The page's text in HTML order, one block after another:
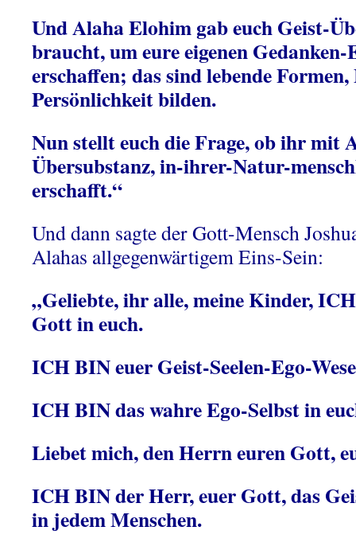
Und Alaha Elohim gab euch Geist-
braucht, um eure eigenen
erschaffen; das sind lebende
Persönlichkeit bilden.
Nun stellt euch die Frage, ob ihr mit
Übersubstanz, in-ihrer-Natur-
erschafft.“
Und dann sagte der Gott-Mensch
Alahas allgegenwärtigem Eins-Sein:
„Geliebte, ihr alle, meine Kinder,
Gott in euch.
ICH BIN euer Geist-Seelen-Ego-
ICH BIN das wahre Ego-Selbst in
Liebet mich, den Herrn euren Gott,
ICH BIN der Herr, euer Gott, das
in jedem Menschen.